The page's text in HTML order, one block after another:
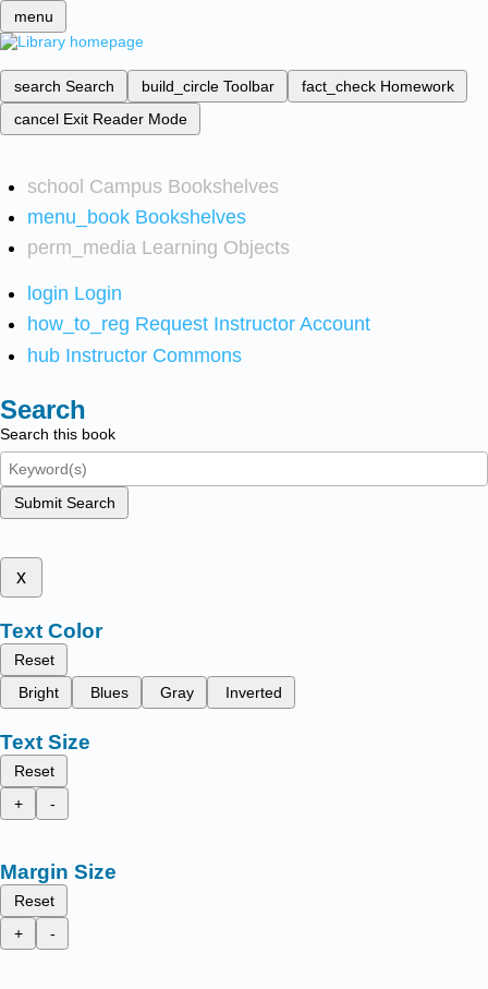
menu
search Search build_circle Toolbar fact_check Homework
cancel Exit Reader Mode
school Campus Bookshelves
menu_book Bookshelves
perm_media Learning Objects
login Login
how_to_reg Request Instructor Account
hub Instructor Commons
Search
Search this book
Submit Search
x
Text Color
Reset
Bright
Blues Gray Inverted
Text Size
Reset
+
-
Margin Size
Reset
+
-